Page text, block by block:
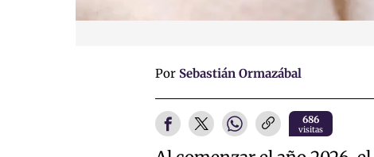
Por Sebastián Ormazábal
686
visitas